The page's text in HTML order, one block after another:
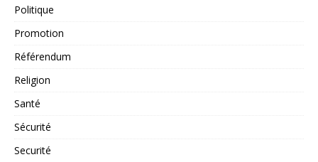
Politique
Promotion
Référendum
Religion
Santé
Sécurité
Securité